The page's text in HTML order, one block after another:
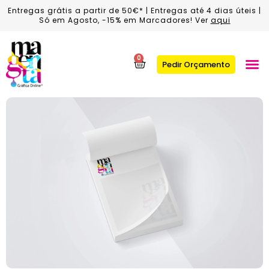
Entregas grátis a partir de 50€* | Entregas até 4 dias úteis |
Só em Agosto, -15% em Marcadores! Ver aqui
0
Pedir Orçamento